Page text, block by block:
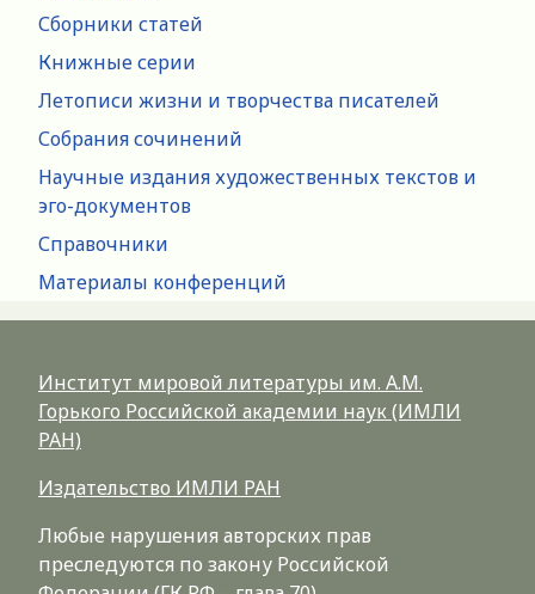
Сборники статей
Книжные серии
Летописи жизни и творчества писателей
Собрания сочинений
Научные издания художественных текстов и
эго-документов
Справочники
Материалы конференций
Институт мировой литературы им. А.М.
Горького Российской академии наук (ИМЛИ
РАН)
Издательство ИМЛИ РАН
Любые нарушения авторских прав
преследуются по закону Российской